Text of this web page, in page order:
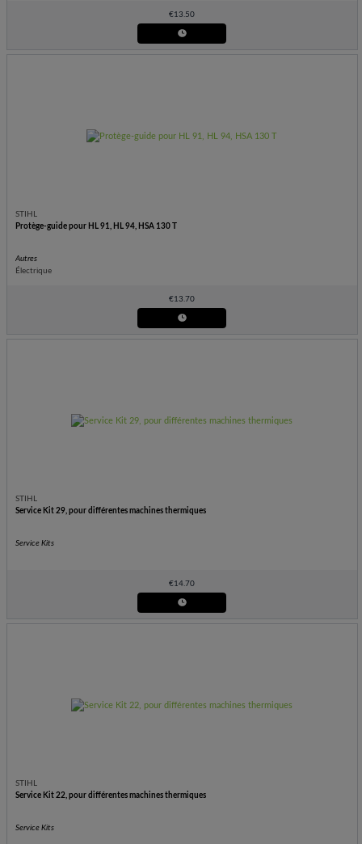
€13.50
STIHL
Protège-guide pour HL 91, HL 94, HSA 130 T
Autres
Électrique
€13.70
STIHL
Service Kit 29, pour différentes machines thermiques
Service Kits
€14.70
STIHL
Service Kit 22, pour différentes machines thermiques
Service Kits